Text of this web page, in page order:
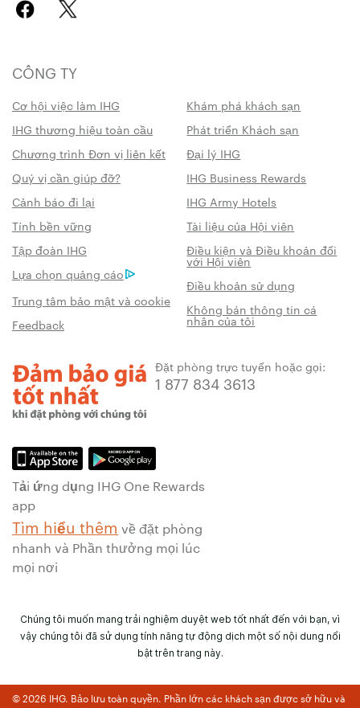
CÔNG TY
Cơ hội việc làm IHG
Khám phá khách sạn
IHG thương hiệu toàn cầu
Phát triển Khách sạn
Chương trình Đơn vị liên kết
Đại lý IHG
Quý vị cần giúp đỡ?
IHG Business Rewards
Cảnh báo đi lại
IHG Army Hotels
Tính bền vững
Tài liệu của Hội viên
Tập đoàn IHG
Điều kiện và Điều khoản đối
với Hội viên
Lựa chọn quảng cáo
Điều khoản sử dụng
Trung tâm bảo mật và cookie
Không bán thông tin cá
nhân của tôi
Feedback
Đặt phòng trực tuyến hoặc gọi:
1 877 834 3613
Tải ứng dụng IHG One Rewards
app
Tìm hiểu thêm về đặt phòng
nhanh và Phần thưởng mọi lúc
mọi nơi
Chúng tôi muốn mang trải nghiệm duyệt web tốt nhất đến với bạn, vì
vậy chúng tôi đã sử dụng tính năng tự động dịch một số nội dung nổi
bật trên trang này.
© 2026 IHG. Bảo lưu toàn quyền. Phần lớn các khách sạn được sở hữu và